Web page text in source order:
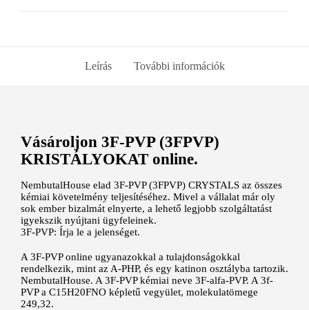
Leírás További információk
Vásároljon 3F-PVP (3FPVP)
KRISTÁLYOKAT online.
NembutalHouse elad 3F-PVP (3FPVP) CRYSTALS az összes
kémiai követelmény teljesítéséhez. Mivel a vállalat már oly
sok ember bizalmát elnyerte, a lehető legjobb szolgáltatást
igyekszik nyújtani ügyfeleinek.
3F-PVP: Írja le a jelenséget.
A 3F-PVP online ugyanazokkal a tulajdonságokkal
rendelkezik, mint az A-PHP, és egy katinon osztályba tartozik.
NembutalHouse. A 3F-PVP kémiai neve 3F-alfa-PVP. A 3f-
PVP a C15H20FNO képletű vegyület, molekulatömege
249,32.